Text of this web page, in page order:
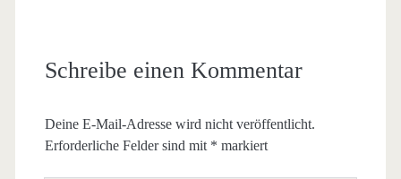
Schreibe einen Kommentar
Deine E-Mail-Adresse wird nicht veröffentlicht.
Erforderliche Felder sind mit * markiert